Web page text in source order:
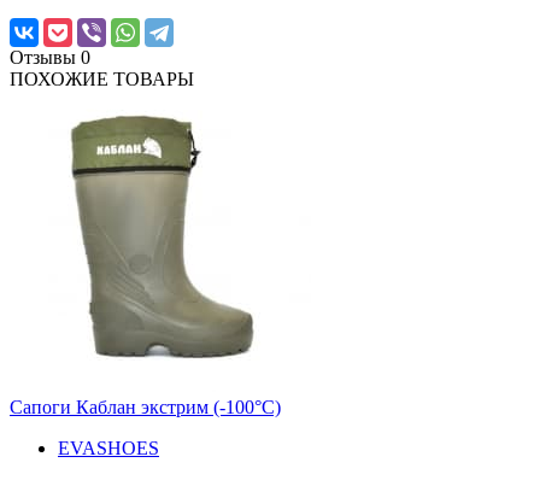
Отзывы 0
ПОХОЖИЕ ТОВАРЫ
Сапоги Каблан экстрим (-100°С)
EVASHOES